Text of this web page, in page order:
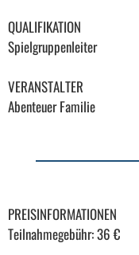
QUALIFIKATION
Spielgruppenleiter
VERANSTALTER
Abenteuer Familie
PREISINFORMATIONEN
Teilnahmegebühr: 36 €